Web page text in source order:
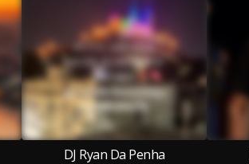
DJ Ryan Da Penha